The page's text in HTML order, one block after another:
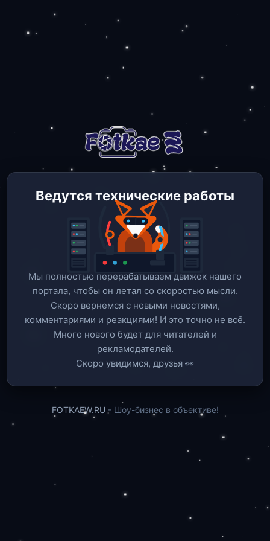
Ведутся технические работы
Мы полностью перерабатываем движок нашего
портала, чтобы он летал со скоростью мысли.
Скоро вернемся c новыми новостями,
комментариями и реакциями! И это точно не всё.
Много нового будет для читателей и
рекламодателей.
Скоро увидимся, друзья 👀
FOTKAEW.RU - Шоу-бизнес в объективе!